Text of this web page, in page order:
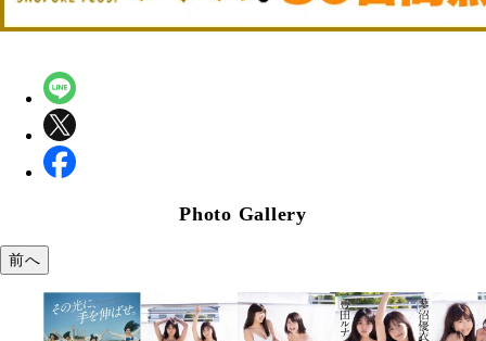
Photo Gallery
前へ